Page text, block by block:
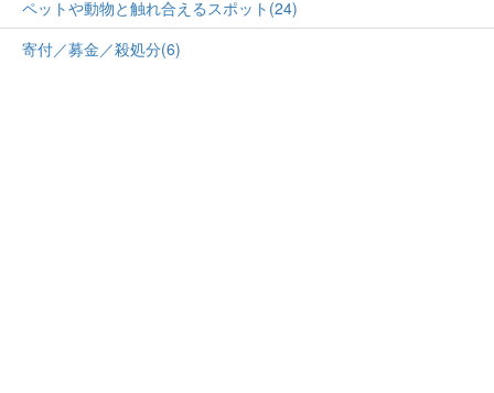
ペットや動物と触れ合えるスポット(24)
寄付／募金／殺処分(6)